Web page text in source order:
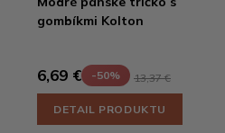
gombíkmi Kolton
6,69 € -50% 13,37 €
DETAIL PRODUKTU